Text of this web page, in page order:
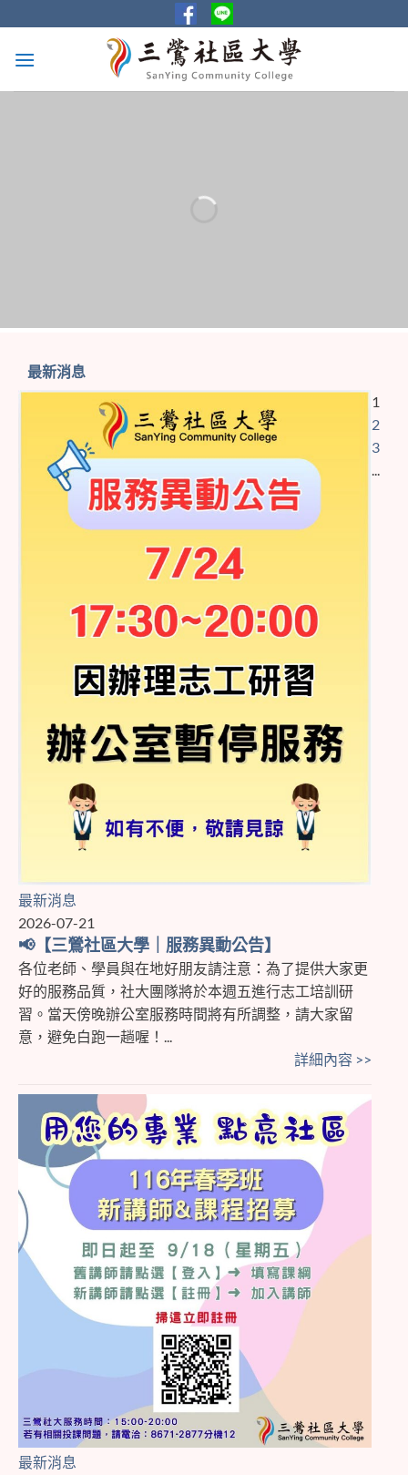
to
content
最新消息
最新消息
2026-07-21
📢【三鶯社區大學｜服務異動公告】
各位老師、學員與在地好朋友請注意：為了提供大家更
好的服務品質，社大團隊將於本週五進行志工培訓研
習。當天傍晚辦公室服務時間將有所調整，請大家留
意，避免白跑一趟喔！...
詳細內容 >>
最新消息
1
2
3
...